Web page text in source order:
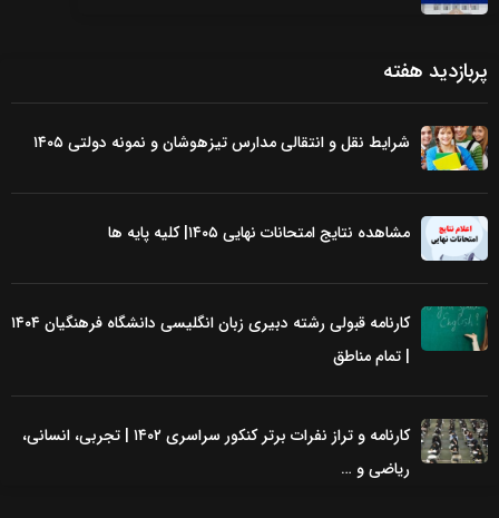
پربازدید هفته
شرایط نقل و انتقالی مدارس تیزهوشان و نمونه دولتی ۱۴۰۵
مشاهده نتایج امتحانات نهایی ۱۴۰۵| کلیه پایه ها
کارنامه قبولی رشته دبیری زبان انگلیسی دانشگاه فرهنگیان ۱۴۰۴
| تمام مناطق
کارنامه و تراز نفرات برتر کنکور سراسری ۱۴۰۲ | تجربی، انسانی،
ریاضی و …